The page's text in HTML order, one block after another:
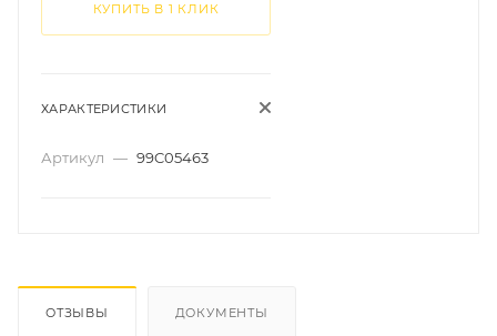
КУПИТЬ В 1 КЛИК
ХАРАКТЕРИСТИКИ
Артикул — 99C05463
ОТЗЫВЫ ДОКУМЕНТЫ